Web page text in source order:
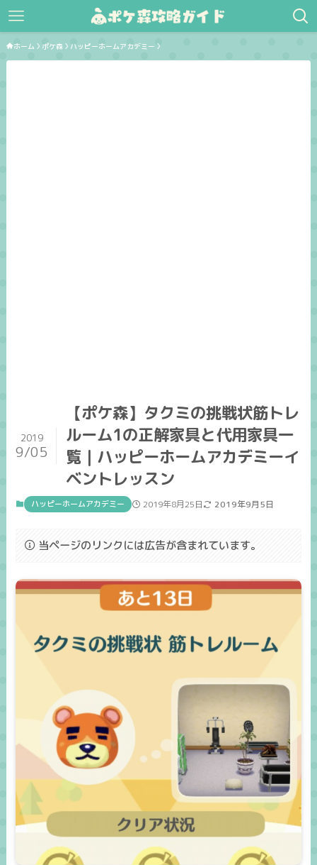
ホーム ポケ森 ハッピーホームアカデミー
【ポケ森】タクミの挑戦状筋トレ
ルーム1の正解家具と代用家具一
覧｜ハッピーホームアカデミーイ
ベントレッスン
2019
9/05
ハッピーホームアカデミー 2019年8月25日 2019年9月5日
当ページのリンクには広告が含まれています。